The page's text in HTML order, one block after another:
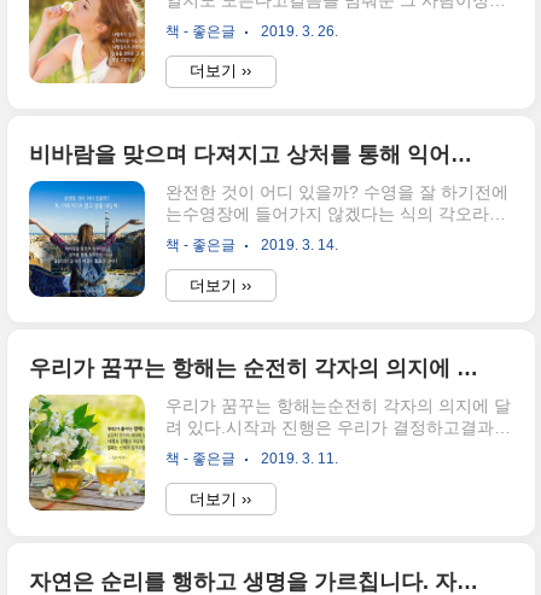
고맙다고 - 모순
책 - 좋은글 2019. 3. 26.
더보기 ››
비바람을 맞으며 다져지고 상처를 통해 익어가는 불완전한 길 위의 여정이 청춘인 것이다. "자, 머뭇거리지 말고 발을 내딛어"
완전한 것이 어디 있을까? 수영을 잘 하기전에
는수영장에 들어가지 않겠다는 식의 각오라니,
배신이 두려워 친구를 사귀지 않거나,이별이
두려워 사랑을 하지 않겠다는 것과다를 것이
없었다. 비바람을 맞으며 다져지고상처를 통해
익어가는 불완전한 길 위의 여정이 청춘인 것
책 - 좋은글 2019. 3. 14.
더보기 ››
우리가 꿈꾸는 항해는 순전히 각자의 의지에 달려 있다. 시작과 진행은 우리가 결정하고 결과는 신에게 맡겨두렴.
우리가 꿈꾸는 항해는순전히 각자의 의지에 달
려 있다.시작과 진행은 우리가 결정하고결과는
신에게 맡겨두렴. - 숨은마음찾기
책 - 좋은글 2019. 3. 11.
더보기 ››
자연은 순리를 행하고 생명을 가르칩니다. 자연과 있으면 이슬, 꽃봉오리, 별들이 소곤거리는 말을 들으며 많은 것을 알게 됩니다.